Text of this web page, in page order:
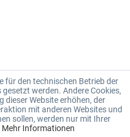
für den technischen Betrieb der
werden. Andere Cookies,
dieser Website erhöhen, der
mit anderen Websites und
sollen, werden nur mit Ihrer
Mehr Informationen